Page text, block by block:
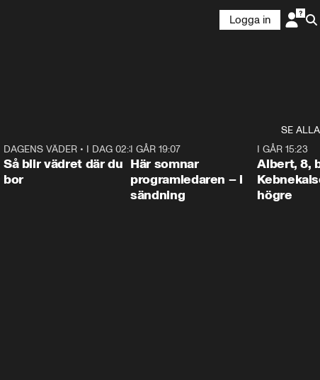
Logga in
SE ALLA
1:06
DAGENS VÄDER• I DAG 02:30
Så blir vädret där du
bor
I GÅR 19:07
Här somnar
programledaren – i
sändning
I GÅR 15:23
Albert, 8,
högre